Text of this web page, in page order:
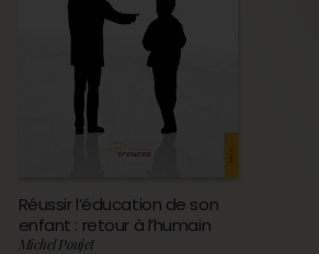
Réussir l’éducation de son
enfant : retour à l’humain
Michel Poujet